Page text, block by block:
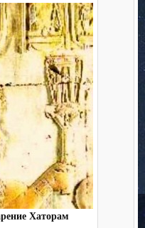
Хаторам